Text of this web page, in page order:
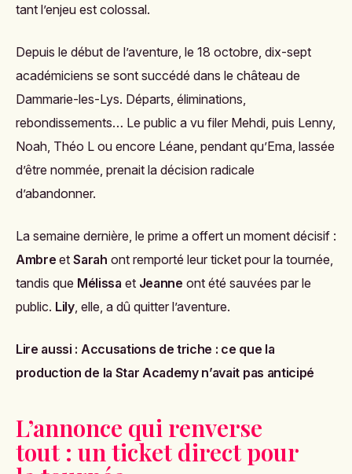
tant l’enjeu est colossal.
Depuis le début de l’aventure, le 18 octobre, dix-sept
académiciens se sont succédé dans le château de
Dammarie-les-Lys. Départs, éliminations,
rebondissements… Le public a vu filer Mehdi, puis Lenny,
Noah, Théo L ou encore Léane, pendant qu’Ema, lassée
d’être nommée, prenait la décision radicale
d’abandonner.
La semaine dernière, le prime a offert un moment décisif :
Ambre etSarah ont remporté leur ticket pour la tournée,
tandis que Mélissa et Jeanne ont été sauvées par le
public. Lily, elle, a dû quitter l’aventure.
Lire aussi : Accusations de triche : ce que la
production de la Star Academy n’avait pas anticipé
L’annonce qui renverse
tout : un ticket direct pour